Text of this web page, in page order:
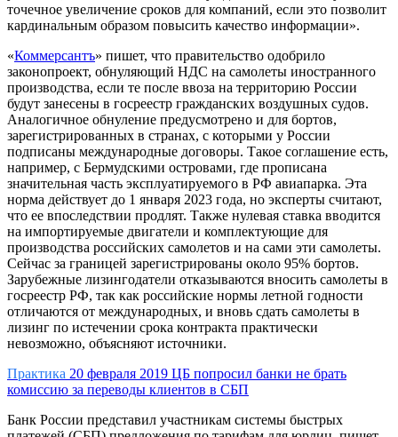
точечное увеличение сроков для компаний, если это позволит
кардинальным образом повысить качество информации».
«Коммерсантъ» пишет, что правительство одобрило
законопроект, обнуляющий НДС на самолеты иностранного
производства, если те после ввоза на территорию России
будут занесены в госреестр гражданских воздушных судов.
Аналогичное обнуление предусмотрено и для бортов,
зарегистрированных в странах, с которыми у России
подписаны международные договоры. Такое соглашение есть,
например, с Бермудскими островами, где прописана
значительная часть эксплуатируемого в РФ авиапарка. Эта
норма действует до 1 января 2023 года, но эксперты считают,
что ее впоследствии продлят. Также нулевая ставка вводится
на импортируемые двигатели и комплектующие для
производства российских самолетов и на сами эти самолеты.
Сейчас за границей зарегистрированы около 95% бортов.
Зарубежные лизингодатели отказываются вносить самолеты в
госреестр РФ, так как российские нормы летной годности
отличаются от международных, и вновь сдать самолеты в
лизинг по истечении срока контракта практически
невозможно, объясняют источники.
Практика 20 февраля 2019 ЦБ попросил банки не брать
комиссию за переводы клиентов в СБП
Банк России представил участникам системы быстрых